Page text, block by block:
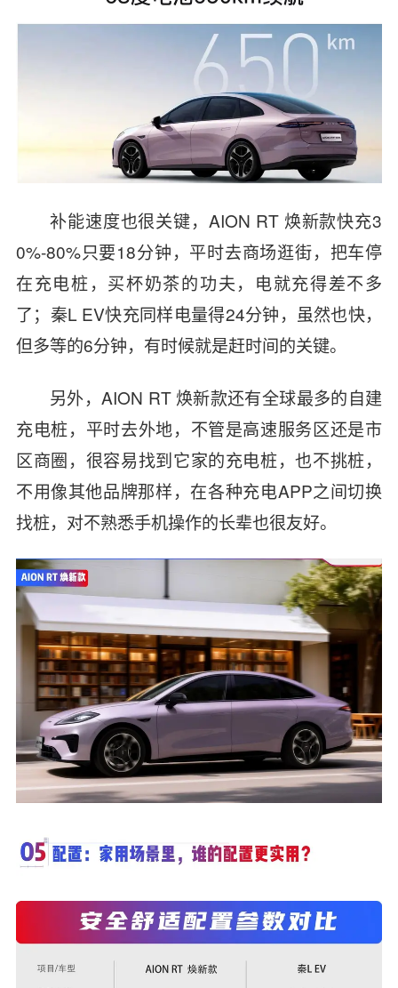
补能速度也很关键，AION RT 焕新款快充3
0%-80%只要18分钟，平时去商场逛街，把车停
在充电桩，买杯奶茶的功夫，电就充得差不多
了；秦L EV快充同样电量得24分钟，虽然也快，
但多等的6分钟，有时候就是赶时间的关键。
另外，AION RT 焕新款还有全球最多的自建
充电桩，平时去外地，不管是高速服务区还是市
区商圈，很容易找到它家的充电桩，也不挑桩，
不用像其他品牌那样，在各种充电APP之间切换
找桩，对不熟悉手机操作的长辈也很友好。